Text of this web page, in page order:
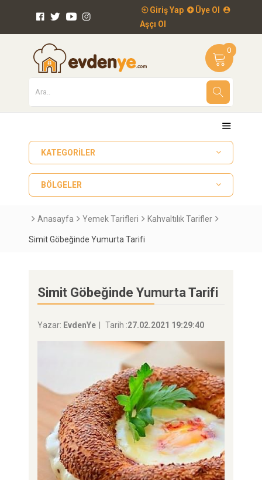
Giriş Yap
Üye Ol
Aşçı Ol
0
KATEGORILER
BÖLGELER
Anasayfa Yemek Tarifleri Kahvaltılık Tarifler
Simit Göbeğinde Yumurta Tarifi
Simit Göbeğinde Yumurta Tarifi
Yazar: EvdenYe Tarih :27.02.2021 19:29:40